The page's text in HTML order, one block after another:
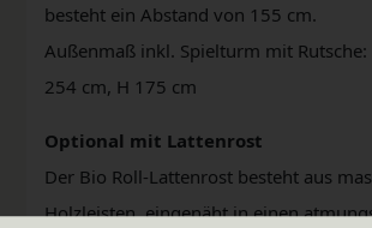
besteht ein Abstand von 155 cm.
Außenmaß inkl. Spielturm mit Rutsche:
254 cm, H 175 cm
Optional mit Lattenrost
Der Bio Roll-Lattenrost besteht aus
Holzleisten, eingenäht in einen